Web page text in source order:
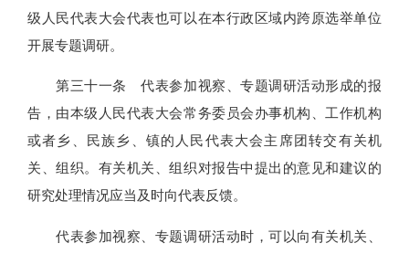
级人民代表大会代表也可以在本行政区域内跨原选举单位
开展专题调研。
第三十一条 代表参加视察、专题调研活动形成的报
告，由本级人民代表大会常务委员会办事机构、工作机构
或者乡、民族乡、镇的人民代表大会主席团转交有关机
关、组织。有关机关、组织对报告中提出的意见和建议的
研究处理情况应当及时向代表反馈。
代表参加视察、专题调研活动时，可以向有关机关、